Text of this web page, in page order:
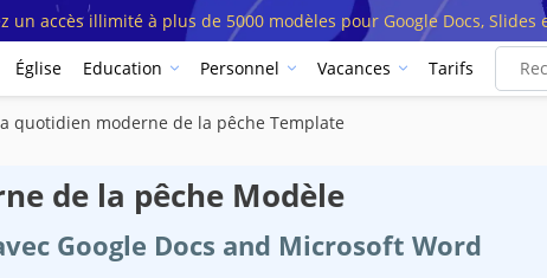
un accès illimité à plus de 5000 modèles pour Google Docs, Slides
Église Education Personnel Vacances Tarifs
quotidien moderne de la pêche Template
de la pêche Modèle
Google Docs and Microsoft Word